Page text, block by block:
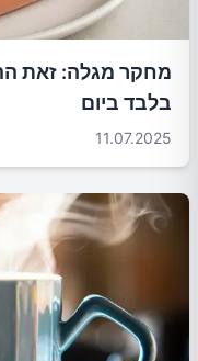
מחקר מגלה: זאת
בלבד ביום
11.07.2025